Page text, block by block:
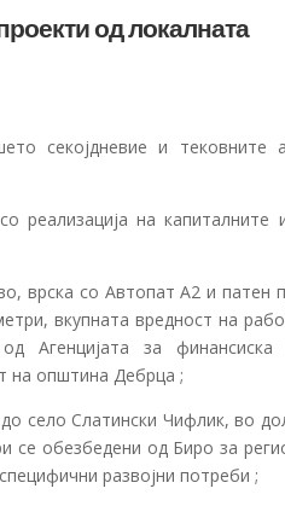
од локалната
секојдневие и тековните
на капиталните
врска со Автопат А2 и патен
вкупната вредност на
Агенцијата за
на општина Дебрца ;
село Слатински Чифлик, во
обезбедени од Биро за
развојни потреби ;